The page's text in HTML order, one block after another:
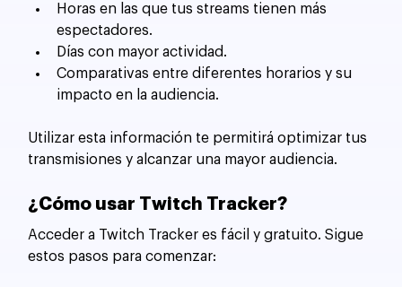
Horas en las que tus streams tienen más
espectadores.
Días con mayor actividad.
Comparativas entre diferentes horarios y su
impacto en la audiencia.
Utilizar esta información te permitirá optimizar tus
transmisiones y alcanzar una mayor audiencia.
¿Cómo usar Twitch Tracker?
Acceder a Twitch Tracker es fácil y gratuito. Sigue
estos pasos para comenzar: